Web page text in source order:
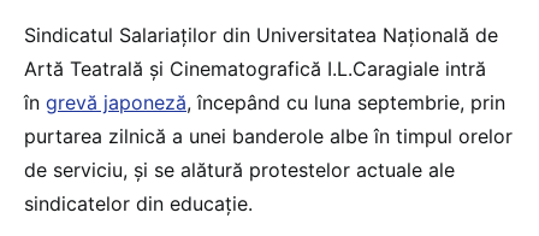
Sindicatul Salariaților din Universitatea Națională de
Artă Teatrală și Cinematografică I.L.Caragiale intră
în grevă japoneză, începând cu luna septembrie, prin
purtarea zilnică a unei banderole albe în timpul orelor
de serviciu, și se alătură protestelor actuale ale
sindicatelor din educație.